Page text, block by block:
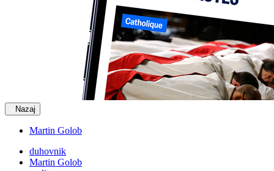
Nazaj
Martin Golob
duhovnik
Martin Golob